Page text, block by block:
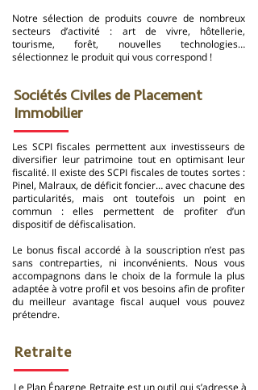
Notre sélection de produits couvre de nombreux
secteurs d’activité : art de vivre, hôtellerie,
tourisme, forêt, nouvelles technologies…
sélectionnez le produit qui vous correspond !
Sociétés Civiles de Placement
Immobilier
Les SCPI fiscales permettent aux investisseurs de
diversifier leur patrimoine tout en optimisant leur
fiscalité. Il existe des SCPI fiscales de toutes sortes :
Pinel, Malraux, de déficit foncier… avec chacune des
particularités, mais ont toutefois un point en
commun : elles permettent de profiter d’un
dispositif de défiscalisation.​
Le bonus fiscal accordé à la souscription n’est pas
sans contreparties, ni inconvénients. Nous vous
accompagnons dans le choix de la formule la plus
adaptée à votre profil et vos besoins afin de profiter
du meilleur avantage fiscal auquel vous pouvez
prétendre.
Retraite
Le Plan Épargne Retraite est un outil qui s’adresse à